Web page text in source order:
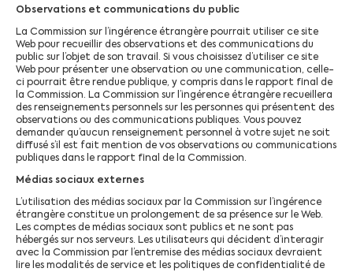
Observations et communications du public
La Commission sur l’ingérence étrangère pourrait utiliser ce site
Web pour recueillir des observations et des communications du
public sur l’objet de son travail. Si vous choisissez d’utiliser ce site
Web pour présenter une observation ou une communication, celle-
ci pourrait être rendue publique, y compris dans le rapport final de
la Commission. La Commission sur l’ingérence étrangère recueillera
des renseignements personnels sur les personnes qui présentent des
observations ou des communications publiques. Vous pouvez
demander qu’aucun renseignement personnel à votre sujet ne soit
diffusé s’il est fait mention de vos observations ou communications
publiques dans le rapport final de la Commission.
Médias sociaux externes
L’utilisation des médias sociaux par la Commission sur l’ingérence
étrangère constitue un prolongement de sa présence sur le Web.
Les comptes de médias sociaux sont publics et ne sont pas
hébergés sur nos serveurs. Les utilisateurs qui décident d’interagir
avec la Commission par l’entremise des médias sociaux devraient
lire les modalités de service et les politiques de confidentialité de